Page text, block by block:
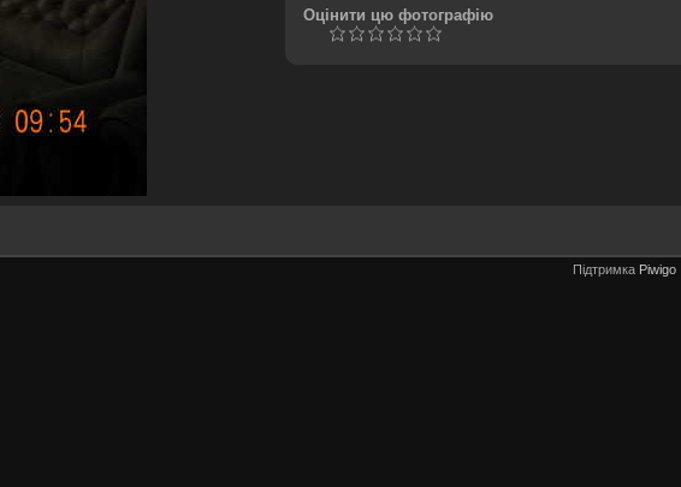
Оцінити цю фотографію
Підтримка Piwigo